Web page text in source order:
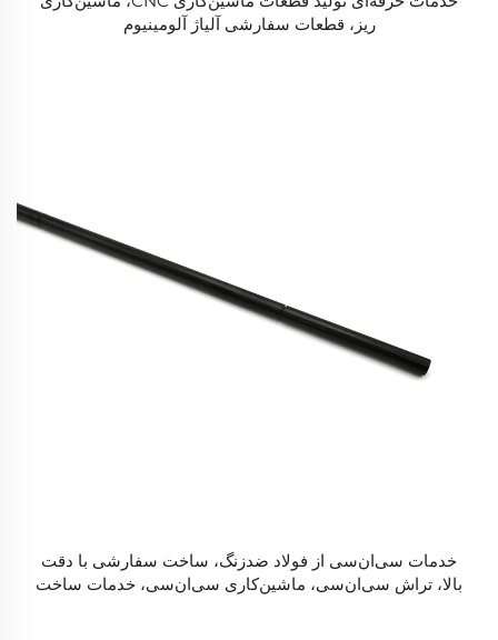
ریز، قطعات سفارشی آلیاژ آلومینیوم
خدمات سی‌ان‌سی از فولاد ضدزنگ، ساخت سفارشی با دقت
بالا، تراش سی‌ان‌سی، ماشین‌کاری سی‌ان‌سی، خدمات ساخت